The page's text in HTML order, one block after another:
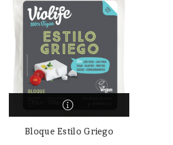
Bloque Estilo Griego